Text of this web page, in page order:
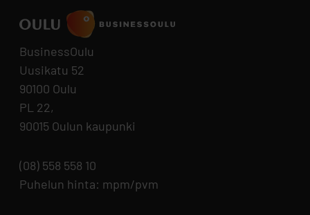
BusinessOulu
Uusikatu 52
90100 Oulu
PL 22,
90015 Oulun kaupunki
(08) 558 558 10
Puhelun hinta: mpm/pvm